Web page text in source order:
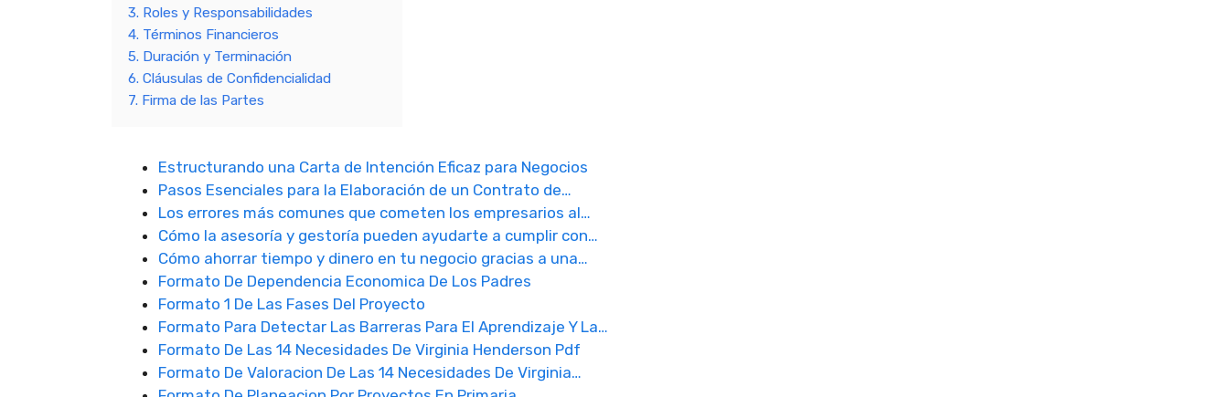
3. Roles y Responsabilidades
4. Términos Financieros
5. Duración y Terminación
6. Cláusulas de Confidencialidad
7. Firma de las Partes
Estructurando una Carta de Intención Eficaz para Negocios
Pasos Esenciales para la Elaboración de un Contrato de…
Los errores más comunes que cometen los empresarios al…
Cómo la asesoría y gestoría pueden ayudarte a cumplir con…
Cómo ahorrar tiempo y dinero en tu negocio gracias a una…
Formato De Dependencia Economica De Los Padres
Formato 1 De Las Fases Del Proyecto
Formato Para Detectar Las Barreras Para El Aprendizaje Y La…
Formato De Las 14 Necesidades De Virginia Henderson Pdf
Formato De Valoracion De Las 14 Necesidades De Virginia…